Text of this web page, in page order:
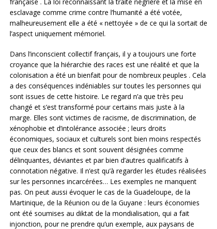
esclavage comme crime contre l’humanité a été votée,
malheureusement elle a été « nettoyée » de ce qui la sortait de
l’aspect uniquement mémoriel.
Dans l’inconscient collectif français, il y a toujours une forte
croyance que la hiérarchie des races est une réalité et que la
colonisation a été un bienfait pour de nombreux peuples . Cela
a des conséquences indéniables sur toutes les personnes qui
sont issues de cette histoire. Le regard n’a que très peu
changé et s’est transformé pour certains mais juste à la
marge. Elles sont victimes de racisme, de discrimination, de
xénophobie et d’intolérance associée ; leurs droits
économiques, sociaux et culturels sont bien moins respectés
que ceux des blancs et sont souvent désignées comme
délinquantes, déviantes et par bien d’autres qualificatifs à
connotation négative. Il n’est qu’à regarder les études réalisées
sur les personnes incarcérées… Les exemples ne manquent
pas. On peut aussi évoquer le cas de la Guadeloupe, de la
Martinique, de la Réunion ou de la Guyane : leurs économies
ont été soumises au diktat de la mondialisation, qui a fait
injonction, pour ne prendre qu’un exemple, aux paysans de